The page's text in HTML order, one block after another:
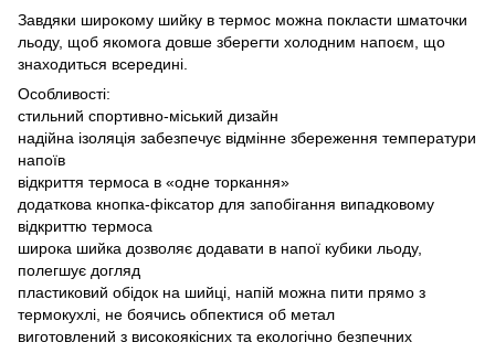
Завдяки широкому шийку в термос можна покласти шматочки
льоду, щоб якомога довше зберегти холодним напоєм, що
знаходиться всередині.
Особливості:
стильний спортивно-міський дизайн
надійна ізоляція забезпечує відмінне збереження температури
напоїв
відкриття термоса в «одне торкання»
додаткова кнопка-фіксатор для запобігання випадковому
відкриттю термоса
широка шийка дозволяє додавати в напої кубики льоду,
полегшує догляд
пластиковий обідок на шийці, напій можна пити прямо з
термокухлі, не боячись обпектися об метал
виготовлений з високоякісних та екологічно безпечних